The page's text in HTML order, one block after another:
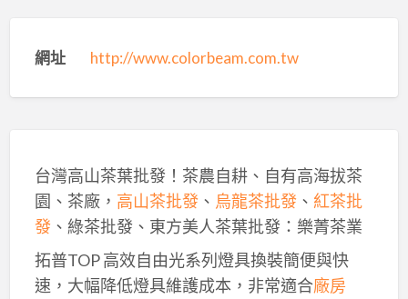
網址 http://www.colorbeam.com.tw
台灣高山茶葉批發！茶農自耕、自有高海拔茶
園、茶廠， 高山茶批發、 烏龍茶批發、 紅茶批
發、綠茶批發、東方美人茶葉批發：樂菁茶業
拓普TOP 高效自由光系列燈具換裝簡便與快
速，大幅降低燈具維護成本，非常適合廠房